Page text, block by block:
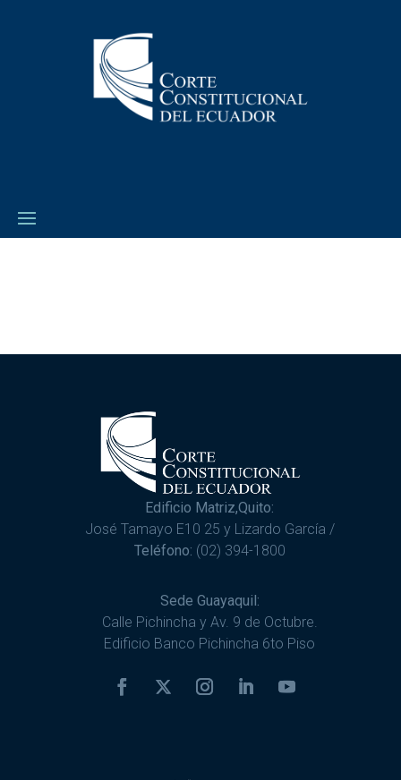
Edificio Matriz,Quito:
José Tamayo E10 25 y Lizardo García /
Teléfono: (02) 394-1800
Sede Guayaquil:
Calle Pichincha y Av. 9 de Octubre.
Edificio Banco Pichincha 6to Piso